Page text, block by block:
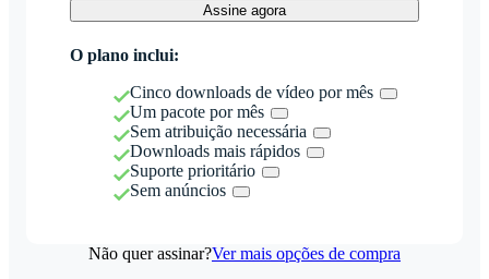
Assine agora
O plano inclui:
Cinco downloads de vídeo por mês
Um pacote por mês
Sem atribuição necessária
Downloads mais rápidos
Suporte prioritário
Sem anúncios
Não quer assinar?Ver mais opções de compra